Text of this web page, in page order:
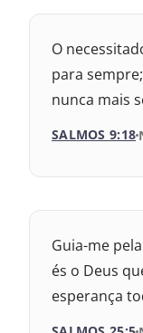
2009 –
1969 –
1993 –
O
para
nunca mais
SALMOS 9:18
2017 – Nova
2009 – Almeida
Guia-me
és o Deus
esperança